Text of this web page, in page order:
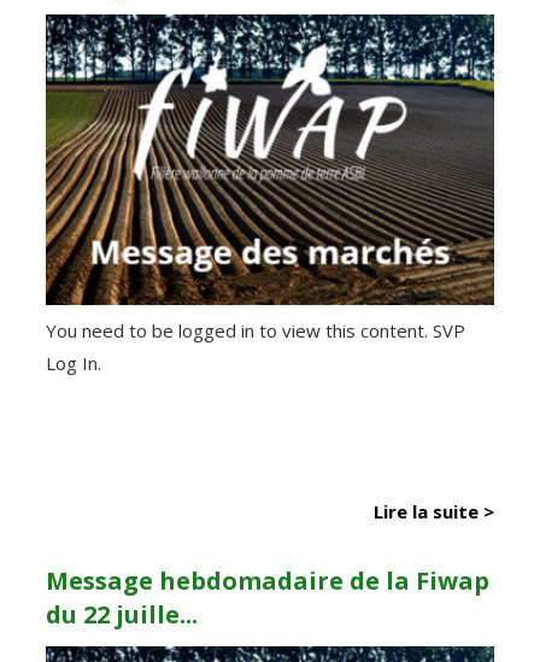
You need to be logged in to view this content. SVP
Log In.
Lire la suite >
Message hebdomadaire de la Fiwap
du 22 juille...